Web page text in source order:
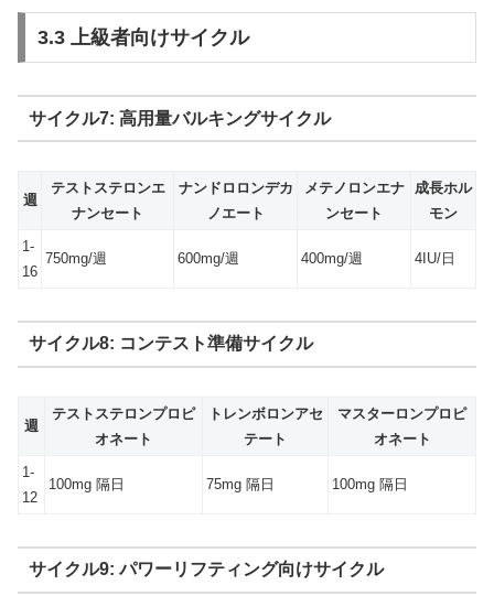
3.3 上級者向けサイクル
サイクル7: 高用量バルキングサイクル
週
テストステロンエ
ナンセート
ナンドロロンデカ
ノエート
メテノロンエナ
ンセート
成長ホル
モン
1-
16
750mg/週 600mg/週 400mg/週 4IU/日
サイクル8: コンテスト準備サイクル
週
テストステロンプロピ
オネート
トレンボロンアセ
テート
マスターロンプロピ
オネート
1-
12
100mg 隔日 75mg 隔日 100mg 隔日
サイクル9: パワーリフティング向けサイクル